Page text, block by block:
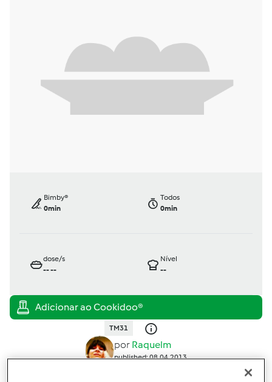
Bimby®
0min
Todos
0min
dose/s
----
Nível
--
TM31
por Raquelm
published: 08.04.2013